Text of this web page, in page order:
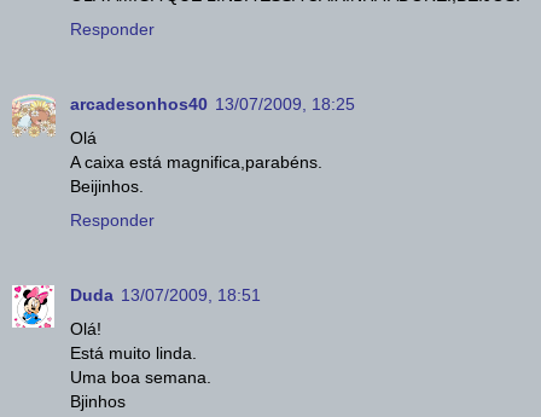
Responder
arcadesonhos40 13/07/2009, 18:25
Olá
A caixa está magnifica,parabéns.
Beijinhos.
Responder
Duda 13/07/2009, 18:51
Olá!
Está muito linda.
Uma boa semana.
Bjinhos